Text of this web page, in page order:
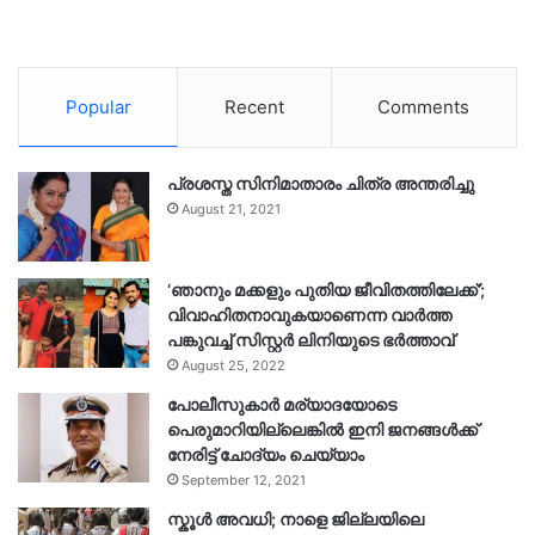
Popular Recent Comments
പ്രശസ്ത സിനിമാതാരം ചിത്ര അന്തരിച്ചു
August 21, 2021
‘ഞാനും മക്കളും പുതിയ ജീവിതത്തിലേക്ക്’;
വിവാഹിതനാവുകയാണെന്ന വാർത്ത
പങ്കുവച്ച് സിസ്റ്റർ ലിനിയുടെ ഭർത്താവ്
August 25, 2022
പോലീസുകാര്‍ മര്യാദയോടെ
പെരുമാറിയില്ലെങ്കില്‍ ഇനി ജനങ്ങള്‍ക്ക്
നേരിട്ട് ചോദ്യം ചെയ്യാം
September 12, 2021
സ്കൂൾ അവധി; നാളെ ജില്ലയിലെ